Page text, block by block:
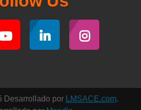
Desarrollado por LMSACE.com.